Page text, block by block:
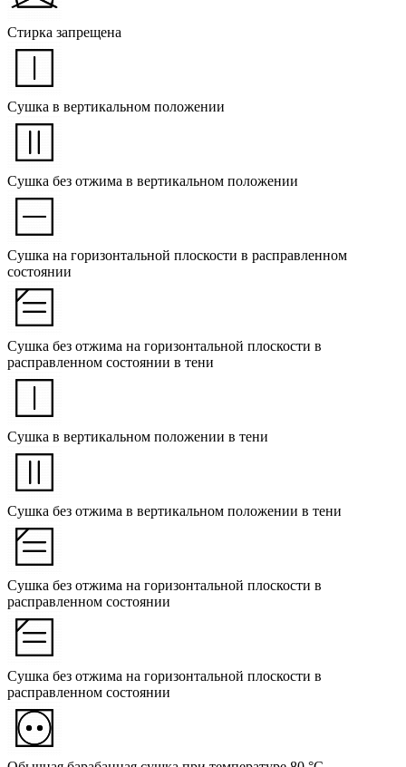
Стирка запрещена
Сушка в вертикальном положении
Сушка без отжима в вертикальном положении
Сушка на горизонтальной плоскости в расправленном
состоянии
Сушка без отжима на горизонтальной плоскости в
расправленном состоянии в тени
Сушка в вертикальном положении в тени
Сушка без отжима в вертикальном положении в тени
Сушка без отжима на горизонтальной плоскости в
расправленном состоянии
Сушка без отжима на горизонтальной плоскости в
расправленном состоянии